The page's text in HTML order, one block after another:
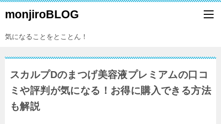
monjiroBLOG
気になることをとことん！
スカルプDのまつげ美容液プレミアムの口コ
ミや評判が気になる！お得に購入できる方法
も解説